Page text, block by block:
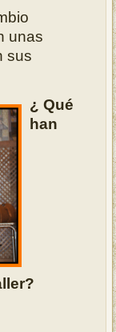
unas
sus
¿ Qué
han